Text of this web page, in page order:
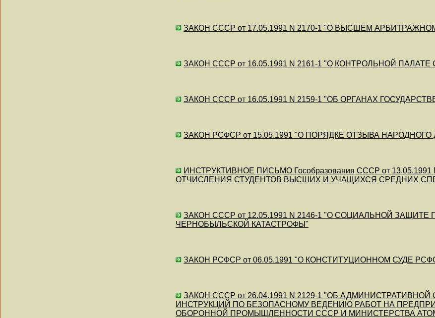
ЗАКОН СССР от 17.05.1991 N 2170-1 "О ВЫСШЕМ
ЗАКОН СССР от 16.05.1991 N 2161-1 "О КОНТРОЛЬНОЙ ПАЛАТЕ
ЗАКОН СССР от 16.05.1991 N 2159-1 "ОБ ОРГАНАХ
ЗАКОН РСФСР от 15.05.1991 "О ПОРЯДКЕ ОТЗЫВА
ИНСТРУКТИВНОЕ ПИСЬМО Гособразования СССР от
ОТЧИСЛЕНИЯ СТУДЕНТОВ ВЫСШИХ И УЧАЩИХСЯ СРЕДНИХ
ЗАКОН СССР от 12.05.1991 N 2146-1 "О СОЦИАЛЬНОЙ
ЧЕРНОБЫЛЬСКОЙ КАТАСТРОФЫ"
ЗАКОН РСФСР от 06.05.1991 "О КОНСТИТУЦИОННОМ СУДЕ
ЗАКОН СССР от 26.04.1991 N 2129-1 "ОБ
ИНСТРУКЦИЙ ПО БЕЗОПАСНОМУ ВЕДЕНИЮ РАБОТ НА
ОБОРОННОЙ ПРОМЫШЛЕННОСТИ СССР И МИНИСТЕРСТВА